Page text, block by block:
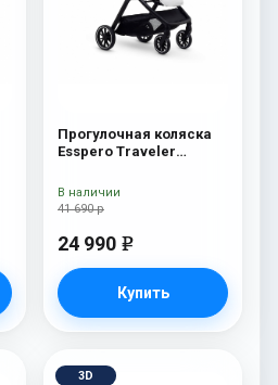
Прогулочная коляска
Esspero Traveler
41 690 р
24 990 e
Купить
В наличии
3D